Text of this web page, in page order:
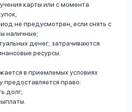
карты или с момента
не предусмотрен, если снять с
наличные;
денег; затрачиваются
ресурсы.
в приемлемых условиях
предоставляется право:
долг;